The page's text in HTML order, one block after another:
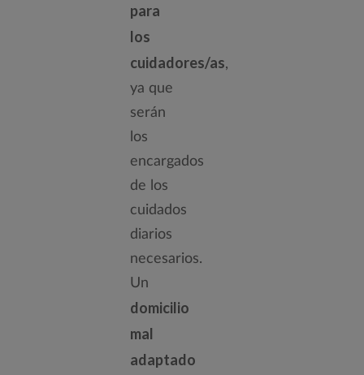
para
los
cuidadores/as,
ya que
serán
los
encargados
de los
cuidados
diarios
necesarios.
Un
domicilio
mal
adaptado